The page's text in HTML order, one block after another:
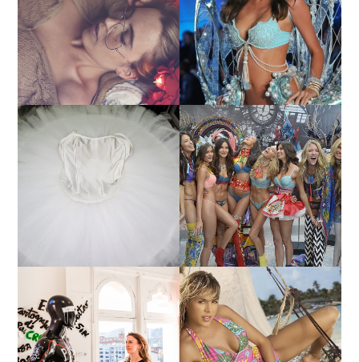
LA BAILARINA BLANCA
DE LA CRUZ O COMO
REINVENTARSE ANTE
LA ADVERSIDAD.
LA ALTURA DE LAS
MODELOS MAS ALTAS
TUTORIAL PARA HACER
UN TUTÚ DE BALLET DE
PLATO CON ARO.
¿QUIERES SABER LA
EDAD Y ALTURA DE LAS
MODELOS VICTORIA'S
SECRET 2017?
MARGA GONZÁLEZ Y
ELIA FERNÁNDEZ
DIALOGAN EN ESPACIO
DEL ANONIMATO, LA
LA ALTURA DE LAS
MODELOS MAS
BAJITAS